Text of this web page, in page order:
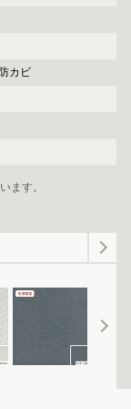
カビ
ます。